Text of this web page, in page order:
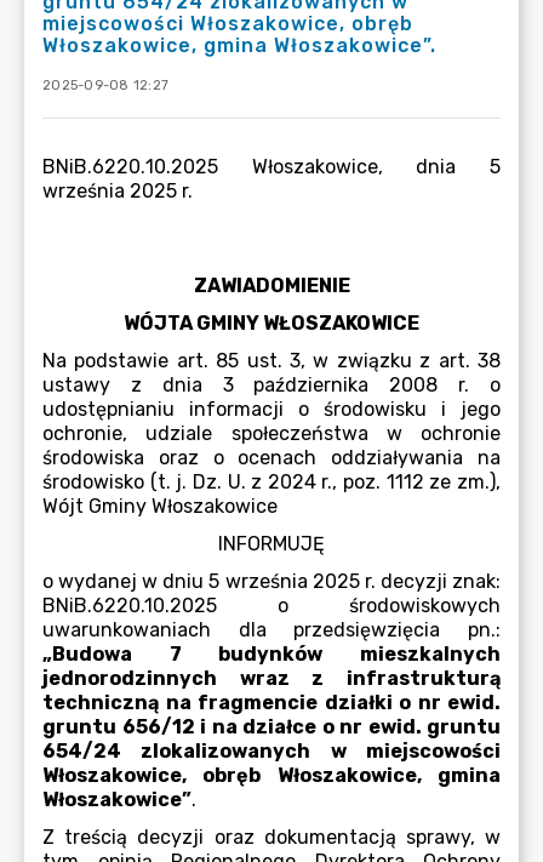
miejscowości Włoszakowice, obręb
Włoszakowice, gmina Włoszakowice”.
2025-09-08 12:27